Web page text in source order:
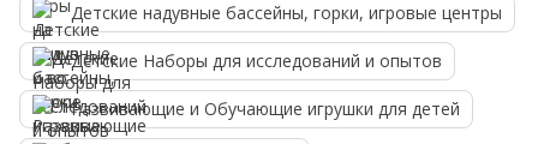
Детские надувные бассейны, горки, игровые центры
Детские Наборы для исследований и опытов
Развивающие и Обучающие игрушки для детей